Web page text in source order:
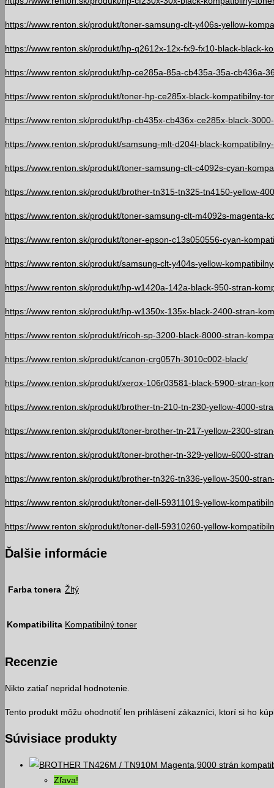
https://www.renton.sk/produkt/toner-samsung-clt-y406s-yellow-
https://www.renton.sk/produkt/hp-q2612x-12x-fx9-fx10-black-black-
https://www.renton.sk/produkt/hp-ce285a-85a-cb435a-35a-cb436a-
https://www.renton.sk/produkt/toner-hp-ce285x-black-kompatibilny-
https://www.renton.sk/produkt/hp-cb435x-cb436x-ce285x-black-
https://www.renton.sk/produkt/samsung-mlt-d204l-black-
https://www.renton.sk/produkt/toner-samsung-clt-c4092s-cyan-
https://www.renton.sk/produkt/brother-tn315-tn325-tn4150-yellow-
https://www.renton.sk/produkt/toner-samsung-clt-m4092s-magenta-
https://www.renton.sk/produkt/toner-epson-c13s050556-cyan-
https://www.renton.sk/produkt/samsung-clt-y404s-yellow-
https://www.renton.sk/produkt/hp-w1420a-142a-black-950-stran-
https://www.renton.sk/produkt/hp-w1350x-135x-black-2400-stran-
https://www.renton.sk/produkt/ricoh-sp-3200-black-8000-stran-
https://www.renton.sk/produkt/canon-crg057h-3010c002-black/
https://www.renton.sk/produkt/xerox-106r03581-black-5900-stran-
https://www.renton.sk/produkt/brother-tn-210-tn-230-yellow-4000-
https://www.renton.sk/produkt/toner-brother-tn-217-yellow-2300-
https://www.renton.sk/produkt/toner-brother-tn-329-yellow-6000-
https://www.renton.sk/produkt/brother-tn326-tn336-yellow-3500-
https://www.renton.sk/produkt/toner-dell-59311019-yellow-
https://www.renton.sk/produkt/toner-dell-59310260-yellow-
Ďalšie informácie
Farba tonera Žltý
Kompatibilita Kompatibilný toner
Recenzie
Nikto zatiaľ nepridal hodnotenie.
Tento produkt môžu ohodnotiť len prihlásení zákazníci, ktorí si ho
Súvisiace produkty
Zľava!